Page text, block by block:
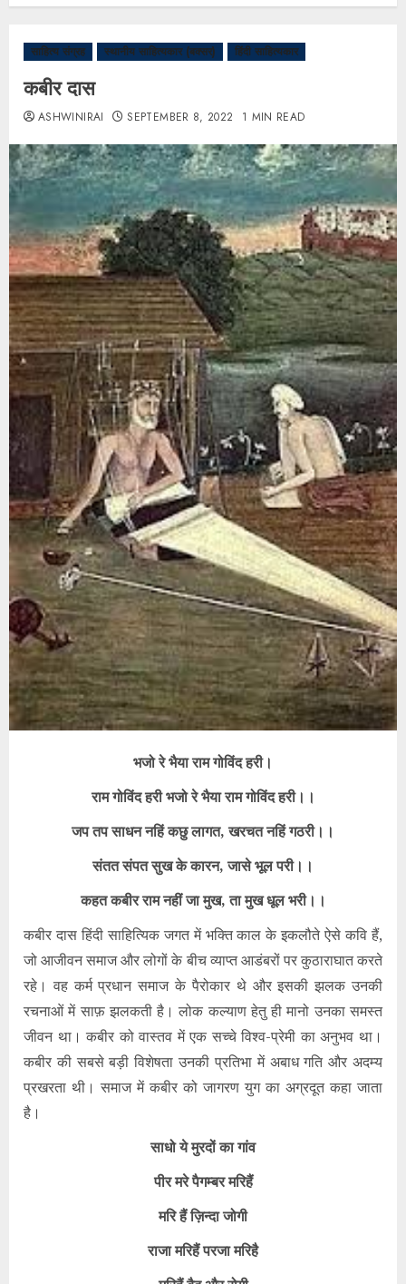
साहित्य संग्रह स्थानीय साहित्यकार (बक्सर) हिंदी साहित्यकार
कबीर दास
ASHWINIRAI SEPTEMBER 8, 2022 1 MIN READ
भजो रे भैया राम गोविंद हरी।
राम गोविंद हरी भजो रे भैया राम गोविंद हरी।।
जप तप साधन नहिं कछु लागत, खरचत नहिं गठरी।।
संतत संपत सुख के कारन, जासे भूल परी।।
कहत कबीर राम नहीं जा मुख, ता मुख धूल भरी।।
कबीर दास हिंदी साहित्यिक जगत में भक्ति काल के इकलौते ऐसे कवि हैं,
जो आजीवन समाज और लोगों के बीच व्याप्त आडंबरों पर कुठाराघात करते
रहे। वह कर्म प्रधान समाज के पैरोकार थे और इसकी झलक उनकी
रचनाओं में साफ़ झलकती है। लोक कल्याण हेतु ही मानो उनका समस्त
जीवन था। कबीर को वास्तव में एक सच्चे विश्व-प्रेमी का अनुभव था।
कबीर की सबसे बड़ी विशेषता उनकी प्रतिभा में अबाध गति और अदम्य
प्रखरता थी। समाज में कबीर को जागरण युग का अग्रदूत कहा जाता
है।
साधो ये मुरदों का गांव
पीर मरे पैगम्बर मरिहैं
मरि हैं ज़िन्दा जोगी
राजा मरिहैं परजा मरिहै